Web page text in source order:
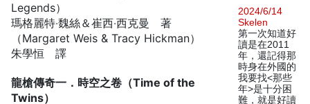
Legends）
瑪格麗特‧魏絲＆崔西‧西克曼 著
（Margaret Weis & Tracy Hickman）
朱學恒 譯
龍槍傳奇一．時空之卷（Time of the
Twins）
2024/6/14
Skelen
第一次知道好
讀是在2011
年，還記得那
時身在外國的
我要找<那些
年>是十分困
難，就是好讀